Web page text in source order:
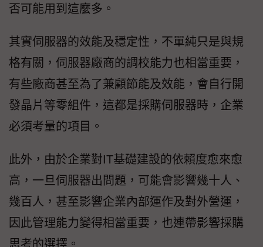
否可能用到這麼多。
其實伺服器的效能及穩定性，不單純只是與規
格有關，伺服器廠商的調校能力也相當重要，
有些廠商甚至為了兼顧節能及效能，會自行開
發晶片等零組件，這都是採購伺服器時，企業
必須考量的項目。
此外，由於企業對IT基礎建設的依賴度愈來愈
高，一旦伺服器出問題，可能會影響幾十人、
幾百人，甚至影響企業內部運作及對外營運，
因此管理能力變得相當重要，也連帶影響採購
思考的選擇。